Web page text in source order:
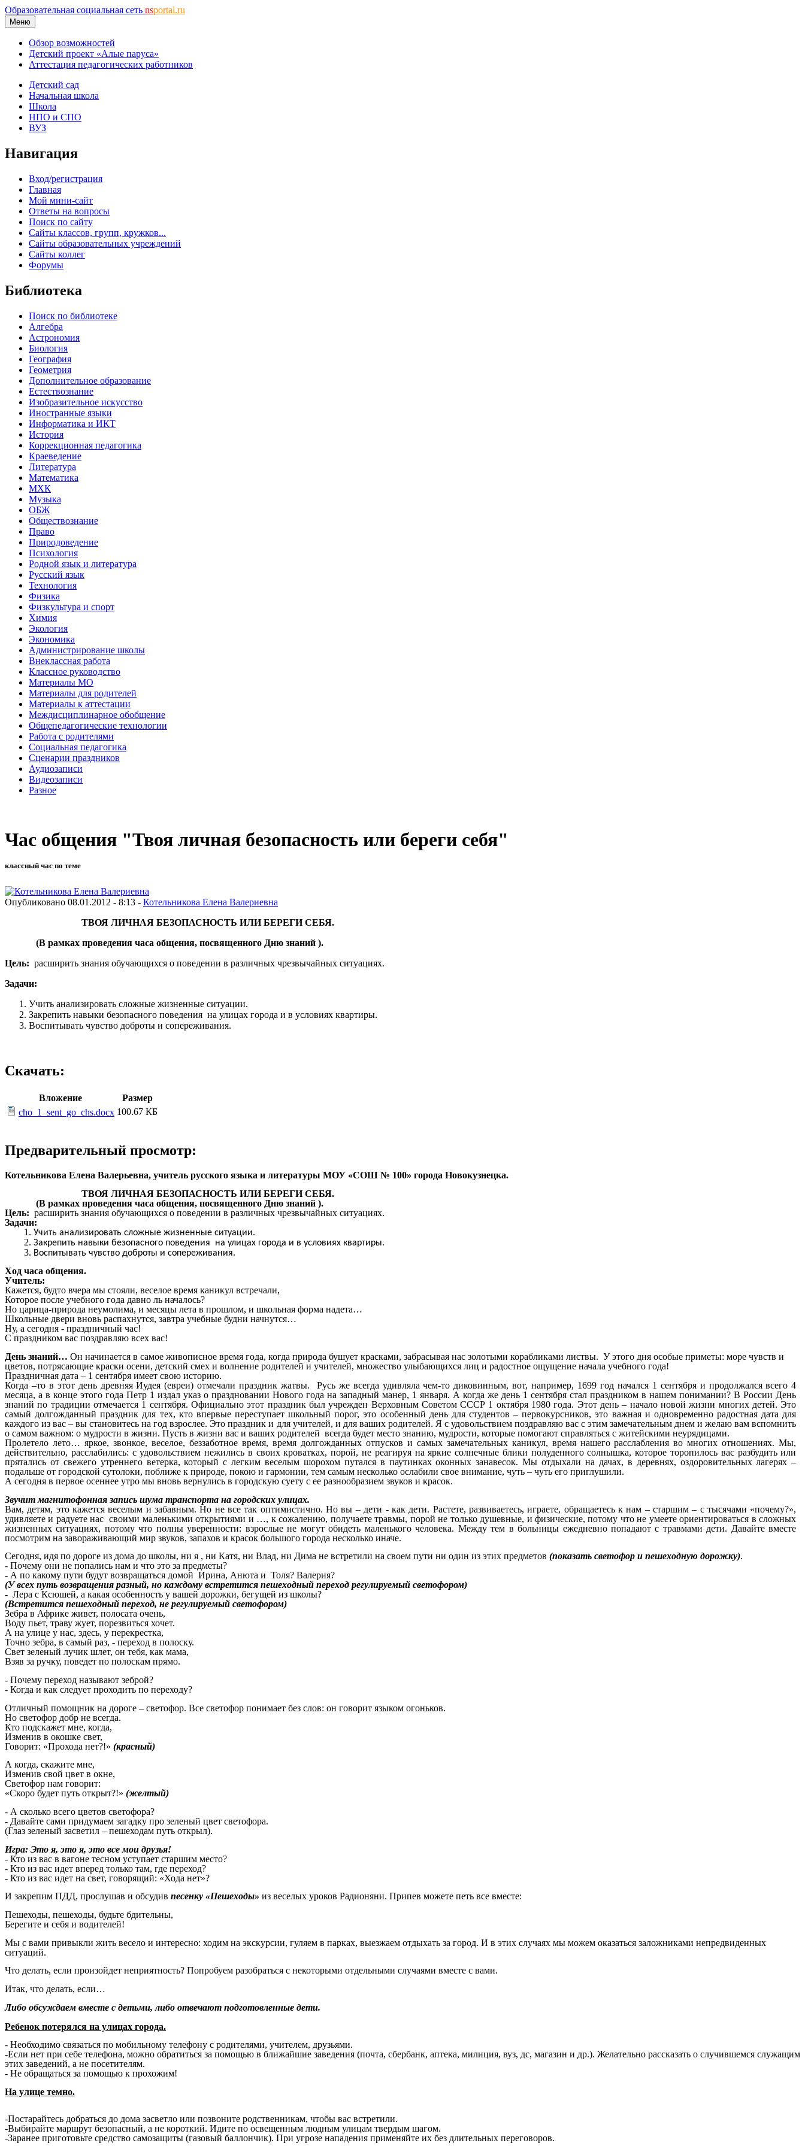
Образовательная социальная сеть nsportal.ru
Меню
Обзор возможностей
Детский проект «Алые паруса»
Аттестация педагогических работников
Детский сад
Начальная школа
Школа
НПО и СПО
ВУЗ
Навигация
Вход/регистрация
Главная
Мой мини-сайт
Ответы на вопросы
Поиск по сайту
Сайты классов, групп, кружков...
Сайты образовательных учреждений
Сайты коллег
Форумы
Библиотека
Поиск по библиотеке
Алгебра
Астрономия
Биология
География
Геометрия
Дополнительное образование
Естествознание
Изобразительное искусство
Иностранные языки
Информатика и ИКТ
История
Коррекционная педагогика
Краеведение
Литература
Математика
МХК
Музыка
ОБЖ
Обществознание
Право
Природоведение
Психология
Родной язык и литература
Русский язык
Технология
Физика
Физкультура и спорт
Химия
Экология
Экономика
Администрирование школы
Внеклассная работа
Классное руководство
Материалы МО
Материалы для родителей
Материалы к аттестации
Междисциплинарное обобщение
Общепедагогические технологии
Работа с родителями
Социальная педагогика
Сценарии праздников
Аудиозаписи
Видеозаписи
Разное
Час общения "Твоя личная безопасность или береги себя"
классный час по теме
Опубликовано 08.01.2012 - 8:13 - Котельникова Елена Валериевна
ТВОЯ ЛИЧНАЯ БЕЗОПАСНОСТЬ ИЛИ БЕРЕГИ СЕБЯ.
(В рамках проведения часа общения, посвященного Дню знаний ).
Цель: расширить знания обучающихся о поведении в различных чрезвычайных ситуациях.
Задачи:
Учить анализировать сложные жизненные ситуации.
Закрепить навыки безопасного поведения на улицах города и в условиях квартиры.
Воспитывать чувство доброты и сопереживания.
Скачать:
Вложение
Размер
cho_1_sent_go_chs.docx 100.67 КБ
Предварительный просмотр:
Котельникова Елена Валерьевна, учитель русского языка и литературы МОУ «СОШ № 100» города Новокузнецка.
ТВОЯ ЛИЧНАЯ БЕЗОПАСНОСТЬ ИЛИ БЕРЕГИ СЕБЯ.
(В рамках проведения часа общения, посвященного Дню знаний ).
Цель: расширить знания обучающихся о поведении в различных чрезвычайных ситуациях.
Задачи:
Учить анализировать сложные жизненные ситуации.
Закрепить навыки безопасного поведения на улицах города и в условиях квартиры.
Воспитывать чувство доброты и сопереживания.
Ход часа общения.
Учитель:
Кажется, будто вчера мы стояли, веселое время каникул встречали,
Которое после учебного года давно ль началось?
Но царица-природа неумолима, и месяцы лета в прошлом, и школьная форма надета…
Школьные двери вновь распахнутся, завтра учебные будни начнутся…
Ну, а сегодня - праздничный час!
С праздником вас поздравляю всех вас!
День знаний… Он начинается в самое живописное время года, когда природа бушует красками, забрасывая нас золотыми корабликами листвы. У этого дня особые приметы: море чувств и
цветов, потрясающие краски осени, детский смех и волнение родителей и учителей, множество улыбающихся лиц и радостное ощущение начала учебного года!
Праздничная дата – 1 сентября имеет свою историю.
Когда –то в этот день древняя Иудея (евреи) отмечали праздник жатвы. Русь же всегда удивляла чем-то диковинным, вот, например, 1699 год начался 1 сентября и продолжался всего 4
месяца, а в конце этого года Петр 1 издал указ о праздновании Нового года на западный манер, 1 января. А когда же день 1 сентября стал праздником в нашем понимании? В России День
знаний по традиции отмечается 1 сентября. Официально этот праздник был учрежден Верховным Советом СССР 1 октября 1980 года. Этот день – начало новой жизни многих детей. Это
самый долгожданный праздник для тех, кто впервые переступает школьный порог, это особенный день для студентов – первокурсников, это важная и одновременно радостная дата для
каждого из вас – вы становитесь на год взрослее. Это праздник и для учителей, и для ваших родителей. Я с удовольствием поздравляю вас с этим замечательным днем и желаю вам вспомнить
о самом важном: о мудрости в жизни. Пусть в жизни вас и ваших родителей всегда будет место знанию, мудрости, которые помогают справляться с житейскими неурядицами.
Пролетело лето… яркое, звонкое, веселое, беззаботное время, время долгожданных отпусков и самых замечательных каникул, время нашего расслабления во многих отношениях. Мы,
действительно, расслабились: с удовольствием нежились в своих кроватках, порой, не реагируя на яркие солнечные блики полуденного солнышка, которое торопилось вас разбудить или
прятались от свежего утреннего ветерка, который с легким веселым шорохом путался в паутинках оконных занавесок. Мы отдыхали на дачах, в деревнях, оздоровительных лагерях –
подальше от городской сутолоки, поближе к природе, покою и гармонии, тем самым несколько ослабили свое внимание, чуть – чуть его приглушили.
А сегодня в первое осеннее утро мы вновь вернулись в городскую суету с ее разнообразием звуков и красок.
Звучит магнитофонная запись шума транспорта на городских улицах.
Вам, детям, это кажется веселым и забавным. Но не все так оптимистично. Но вы – дети - как дети. Растете, развиваетесь, играете, обращаетесь к нам – старшим – с тысячами «почему?»,
удивляете и радуете нас своими маленькими открытиями и …, к сожалению, получаете травмы, порой не только душевные, и физические, потому что не умеете ориентироваться в сложных
жизненных ситуациях, потому что полны уверенности: взрослые не могут обидеть маленького человека. Между тем в больницы ежедневно попадают с травмами дети. Давайте вместе
посмотрим на завораживающий мир звуков, запахов и красок большого города несколько иначе.
Сегодня, идя по дороге из дома до школы, ни я , ни Катя, ни Влад, ни Дима не встретили на своем пути ни один из этих предметов (показать светофор и пешеходную дорожку).
- Почему они не попались нам и что это за предметы?
- А по какому пути будут возвращаться домой Ирина, Анюта и Толя? Валерия?
(У всех путь возвращения разный, но каждому встретится пешеходный переход регулируемый светофором)
- Лера с Ксюшей, а какая особенность у вашей дорожки, бегущей из школы?
(Встретится пешеходный переход, не регулируемый светофором)
Зебра в Африке живет, полосата очень,
Воду пьет, траву жует, порезвиться хочет.
А на улице у нас, здесь, у перекрестка,
Точно зебра, в самый раз, - переход в полоску.
Свет зеленый лучик шлет, он тебя, как мама,
Взяв за ручку, поведет по полоскам прямо.
- Почему переход называют зеброй?
- Когда и как следует проходить по переходу?
Отличный помощник на дороге – светофор. Все светофор понимает без слов: он говорит языком огоньков.
Но светофор добр не всегда.
Кто подскажет мне, когда,
Изменив в окошке свет,
Говорит: «Прохода нет?!» (красный)
А когда, скажите мне,
Изменив свой цвет в окне,
Светофор нам говорит:
«Скоро будет путь открыт?!» (желтый)
- А сколько всего цветов светофора?
- Давайте сами придумаем загадку про зеленый цвет светофора.
(Глаз зеленый засветил – пешеходам путь открыл).
Игра: Это я, это я, это все мои друзья!
- Кто из вас в вагоне тесном уступает старшим место?
- Кто из вас идет вперед только там, где переход?
- Кто из вас идет на свет, говорящий: «Хода нет»?
И закрепим ПДД, прослушав и обсудив песенку «Пешеходы» из веселых уроков Радионяни. Припев можете петь все вместе:
Пешеходы, пешеходы, будьте бдительны,
Берегите и себя и водителей!
Мы с вами привыкли жить весело и интересно: ходим на экскурсии, гуляем в парках, выезжаем отдыхать за город. И в этих случаях мы можем оказаться заложниками непредвиденных
ситуаций.
Что делать, если произойдет неприятность? Попробуем разобраться с некоторыми отдельными случаями вместе с вами.
Итак, что делать, если…
Либо обсуждаем вместе с детьми, либо отвечают подготовленные дети.
Ребенок потерялся на улицах города.
- Необходимо связаться по мобильному телефону с родителями, учителем, друзьями.
-Если нет при себе телефона, можно обратиться за помощью в ближайшие заведения (почта, сбербанк, аптека, милиция, вуз, дс, магазин и др.). Желательно рассказать о случившемся служащим
этих заведений, а не посетителям.
- Не обращаться за помощью к прохожим!
На улице темно.
-Постарайтесь добраться до дома засветло или позвоните родственникам, чтобы вас встретили.
-Выбирайте маршрут безопасный, а не короткий. Идите по освещенным людным улицам твердым шагом.
-Заранее приготовьте средство самозащиты (газовый баллончик). При угрозе нападения применяйте их без длительных переговоров.